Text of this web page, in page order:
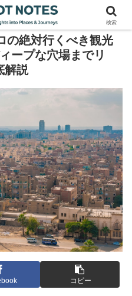
の絶対行くべき観光
ープな穴場までリ
解説
コピー
検索